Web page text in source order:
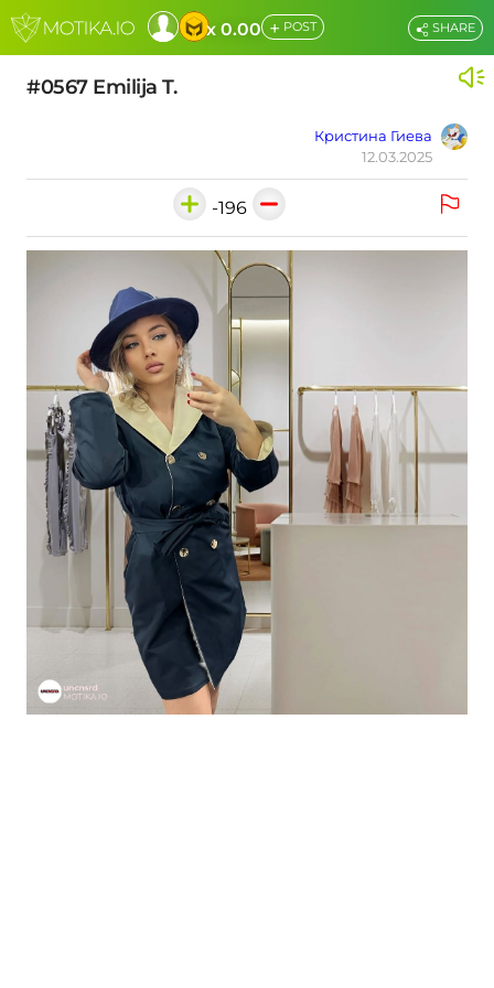
x 0.00 + POST
#0567 Emilija T.
Кристина Гиева
12.03.2025
SHARE
-196